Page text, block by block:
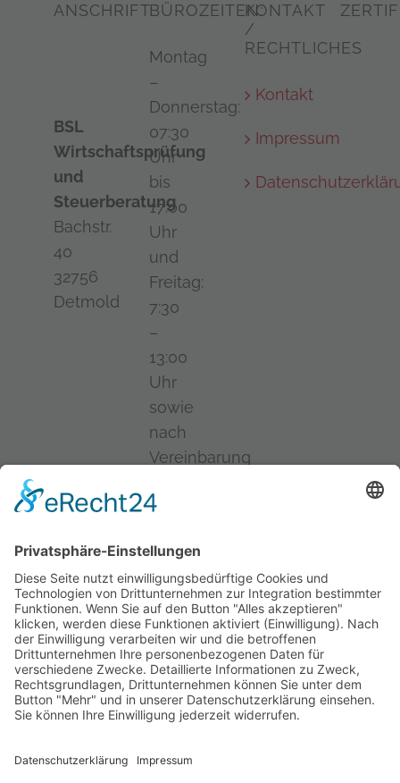
ANSCHRIFT:
BSL
Wirtschaftsprüfung
und
Steuerberatung
Bachstr.
40
32756
Detmold
BÜROZEITEN:
Montag
–
Donnerstag:
07:30
Uhr
bis
17:00
Uhr
und
Freitag:
7:30
–
13:00
Uhr
sowie
nach
Vereinbarung
Telefon:
9711-
0
E-
Mail:
info@bsl-
detmold.de
KONTAKT
/
RECHTLICHES
Kontakt
Impressum